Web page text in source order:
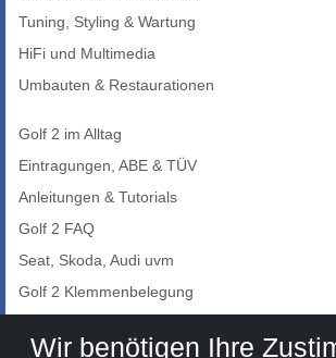
Tuning, Styling & Wartung
HiFi und Multimedia
Umbauten & Restaurationen
Golf 2 im Alltag
Eintragungen, ABE & TÜV
Anleitungen & Tutorials
Golf 2 FAQ
Seat, Skoda, Audi uvm
Golf 2 Klemmenbelegung
Auto-Showroom
Wir benötigen Ihre